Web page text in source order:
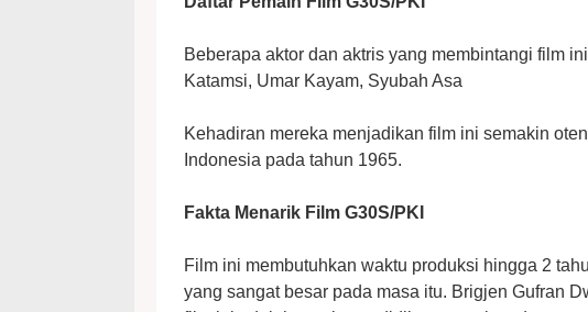
Beberapa aktor dan aktris yang membintangi film
Katamsi, Umar Kayam, Syubah Asa
Kehadiran mereka menjadikan film ini semakin
Indonesia pada tahun 1965.
Fakta Menarik Film G30S/PKI
Film ini membutuhkan waktu produksi hingga 2
yang sangat besar pada masa itu. Brigjen Gufran